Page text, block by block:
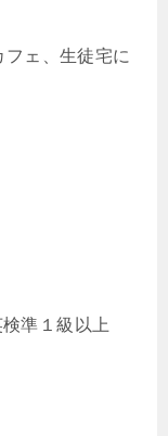
ェ、生徒宅に
準１級以上